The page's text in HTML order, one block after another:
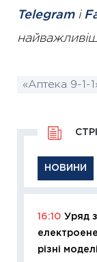
Telegramі
«Аптека 9-1-
НОВИНИ
16:10 Уряд
різні моделі